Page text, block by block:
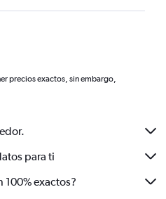
precios exactos, sin embargo,
para ti
100% exactos?